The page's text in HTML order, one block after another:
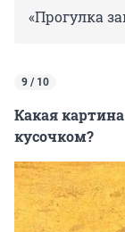
«Прогулка
9 / 10
Какая
кусочком?